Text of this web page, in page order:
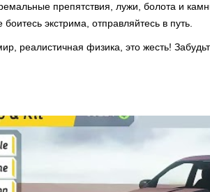
препятствия, лужи, болота и
экстрима, отправляйтесь в путь.
реалистичная физика, это жесть!